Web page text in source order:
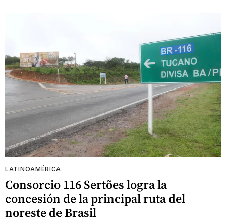
LATINOAMÉRICA
Consorcio 116 Sertões logra la
concesión de la principal ruta del
noreste de Brasil